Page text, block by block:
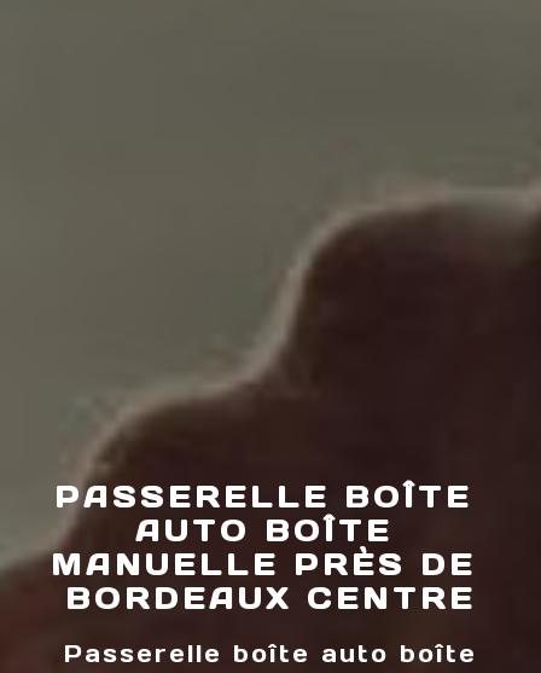
PASSERELLE BOÎTE
AUTO BOÎTE
MANUELLE PRÈS DE
BORDEAUX CENTRE
Passerelle boîte auto boîte